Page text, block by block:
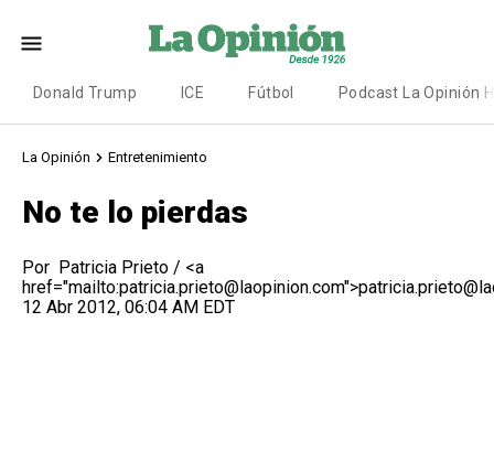
Donald Trump ICE Fútbol Podcast La Opinión
La Opinión Entretenimiento
No te lo pierdas
Por Patricia Prieto / <a
12 Abr 2012, 06:04 AM EDT